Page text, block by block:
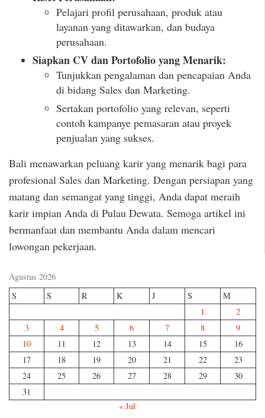
Pelajari profil perusahaan, produk atau
layanan yang ditawarkan, dan budaya
perusahaan.
Siapkan CV dan Portofolio yang Menarik:
Tunjukkan pengalaman dan pencapaian Anda
di bidang Sales dan Marketing.
Sertakan portofolio yang relevan, seperti
contoh kampanye pemasaran atau proyek
penjualan yang sukses.
Bali menawarkan peluang karir yang menarik bagi para
profesional Sales dan Marketing. Dengan persiapan yang
matang dan semangat yang tinggi, Anda dapat meraih
karir impian Anda di Pulau Dewata. Semoga artikel ini
bermanfaat dan membantu Anda dalam mencari
lowongan pekerjaan.
Agustus 2026
S
S R K J S
M
1
2
3
4 5 6 7 8
9
10
11 12 13 14 15
16
17
18 19 20 21 22
23
24
25 26 27 28 29
30
31
« Jul